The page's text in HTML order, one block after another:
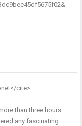
cite>
than three hours
any fascinating